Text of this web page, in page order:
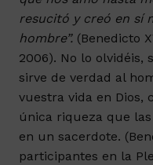
resucitó y creó en sí
hombre”.(Benedicto
2006). No lo olvidéis,
sirve de verdad al
vuestra vida en Dios,
única riqueza que
en un sacerdote.
participantes en la